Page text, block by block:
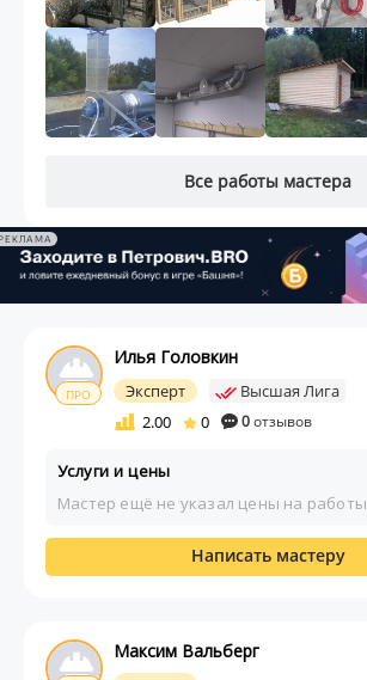
Все работы мастера
ПРО
Илья Головкин
Эксперт
Высшая Лига
2.00
0 0отзывов
Услуги и цены
Мастер ещё не указал цены на работы
Написать мастеру
Максим Вальберг